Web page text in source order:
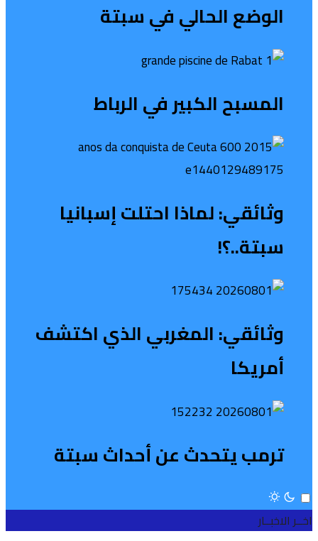
الوضع الحالي في سبتة
المسبح الكبير في الرباط
وثائقي: لماذا احتلت إسبانيا
سبتة..؟!
وثائقي: المغربي الذي اكتشف
أمريكا
ترمب يتحدث عن أحداث سبتة
اخــر الاخبــار